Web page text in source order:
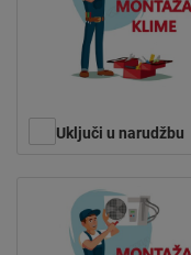
Uključi u narudžbu